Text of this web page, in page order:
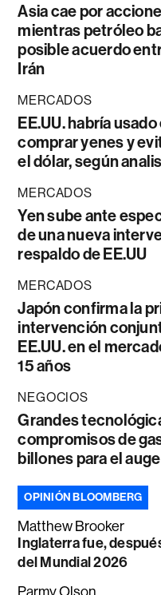
Asia cae por
mientras petróleo
posible acuerdo
Irán
MERCADOS
EE.UU. habría
comprar yenes y
el dólar, según
MERCADOS
Yen sube ante
de una nueva
respaldo de EE.UU
MERCADOS
Japón confirma la
intervención
EE.UU. en el
15 años
NEGOCIOS
Grandes
compromisos de
billones para el
OPINIÓN BLOOMBERG
Matthew Brooker
Inglaterra fue,
del Mundial 2026
Parmy Olson